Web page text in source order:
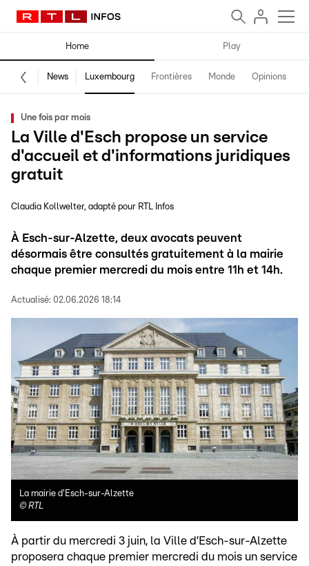
Home Play
News Luxembourg Frontières Monde Opinions
Une fois par mois
La Ville d'Esch propose un service
d'accueil et d'informations juridiques
gratuit
Claudia Kollwelter adapté pour RTL Infos
À Esch-sur-Alzette, deux avocats peuvent
désormais être consultés gratuitement à la mairie
chaque premier mercredi du mois entre 11h et 14h.
Actualisé: 02.06.2026 18:14
La mairie d'Esch-sur-Alzette
© RTL
À partir du mercredi 3 juin, la Ville d’Esch-sur-Alzette
proposera chaque premier mercredi du mois un service